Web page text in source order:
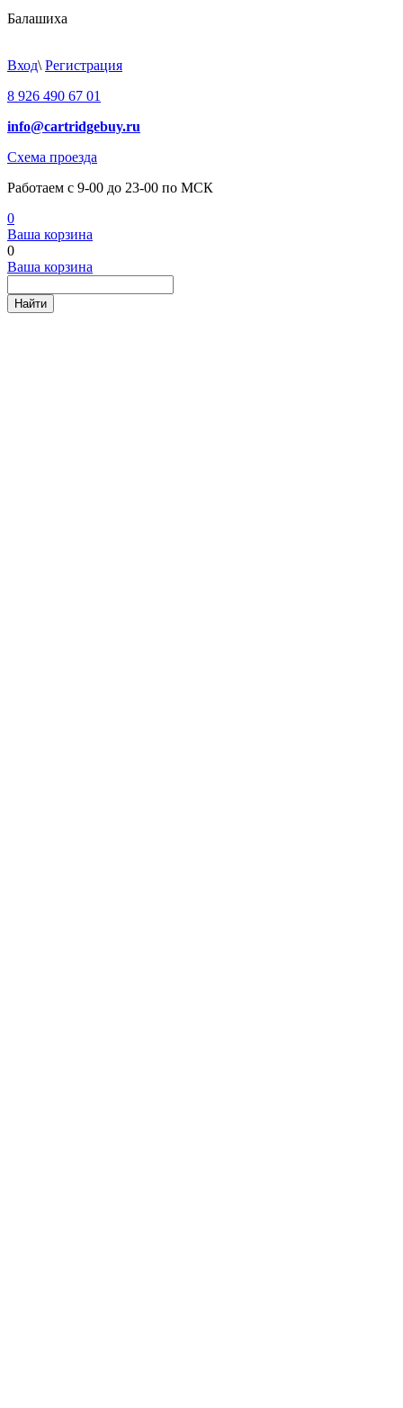
Балашиха
Вход\ Регистрация
8 926 490 67 01
info@cartridgebuy.ru
Схема проезда
Работаем с 9-00 до 23-00 по МСК
0
Ваша корзина
0
Ваша корзина
Найти